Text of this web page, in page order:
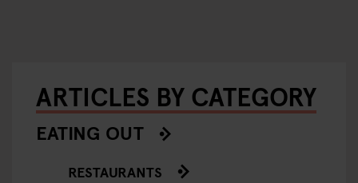
ARTICLES BY CATEGORY
EATING OUT
RESTAURANTS